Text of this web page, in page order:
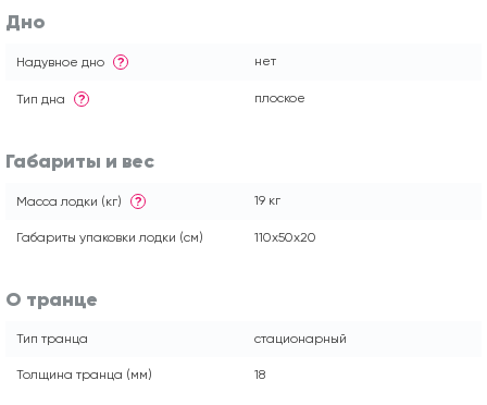
Дно
Надувное дно ? нет
Тип дна ? плоское
Габариты и вес
Масса лодки (кг) ? 19 кг
Габариты упаковки лодки (см) 110x50x20
О транце
Тип транца стационарный
Толщина транца (мм) 18